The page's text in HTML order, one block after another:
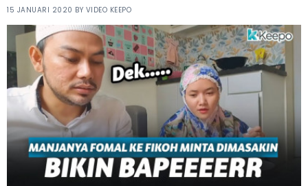
15 JANUARI 2020 BY VIDEO KEEPO